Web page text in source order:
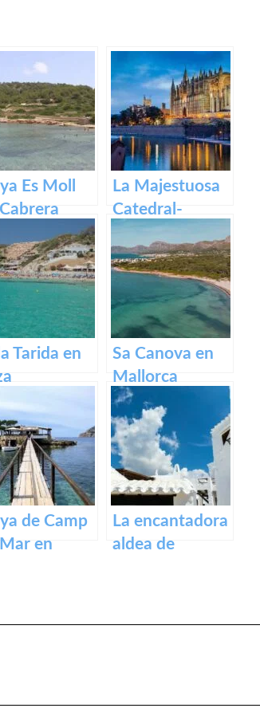
Es Moll
La Majestuosa
Catedral-
Basílica de
Santa María en
Mallorca.
Tarida en
Sa Canova en
Mallorca
de Camp
en
La encantadora
aldea de